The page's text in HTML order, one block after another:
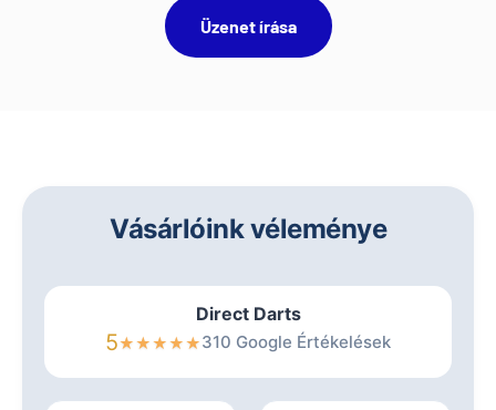
Üzenet írása
Vásárlóink véleménye
Direct Darts
5★★★★★310 Google Értékelések